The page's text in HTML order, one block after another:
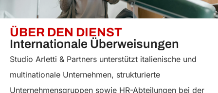
ÜBER DEN DIENST
Internationale Überweisungen
Studio Arletti & Partners unterstützt italienische und
multinationale Unternehmen, strukturierte
Unternehmensgruppen sowie HR-Abteilungen bei der